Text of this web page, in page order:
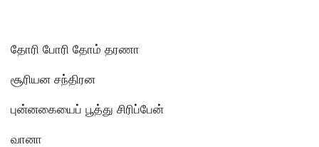
தோரி போரி தோம் தரணா
சூரியன சந்திரன
புன்னகையைப் பூத்து சிரிப்பேன்
வானா